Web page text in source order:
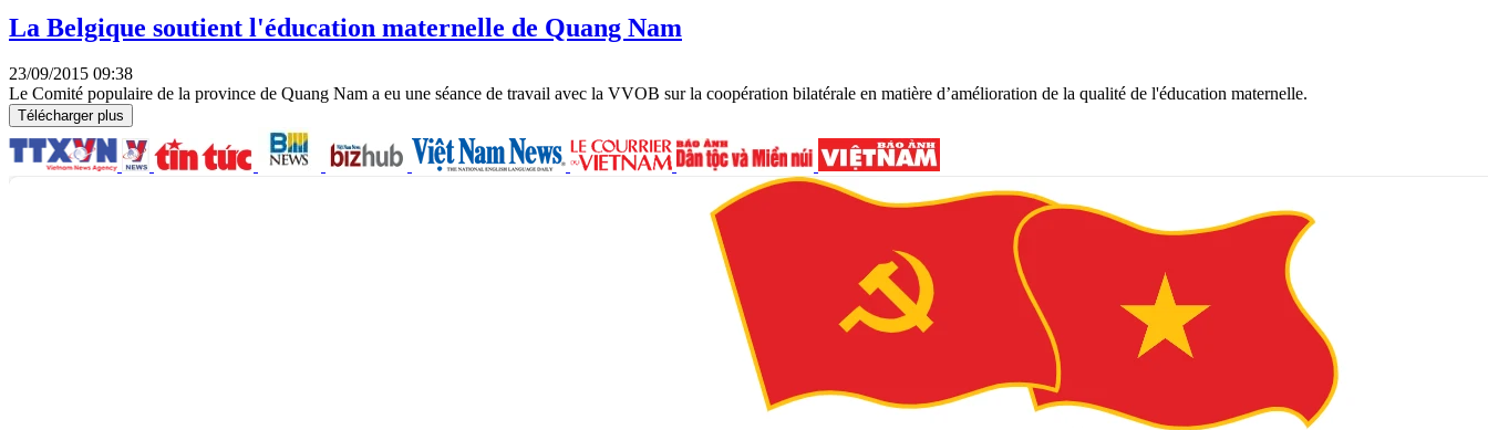
La Belgique soutient l'éducation maternelle de Quang Nam
23/09/2015 09:38
Le Comité populaire de la province de Quang Nam a eu une séance de travail avec la VVOB sur la coopération bilatérale en matière d’amélioration de la qualité de l'éducation maternelle.
Télécharger plus